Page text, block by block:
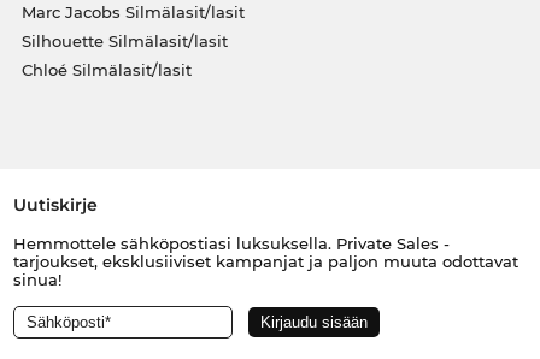
Marc Jacobs Silmälasit/lasit
Silhouette Silmälasit/lasit
Chloé Silmälasit/lasit
Uutiskirje
Hemmottele sähköpostiasi luksuksella. Private Sales -
tarjoukset, eksklusiiviset kampanjat ja paljon muuta odottavat
sinua!